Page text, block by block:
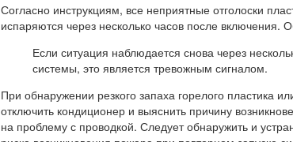
Согласно инструкциям, все неприятные отголоски
испаряются через несколько часов после включения.
Если ситуация наблюдается снова через
системы, это является тревожным сигналом.
При обнаружении резкого запаха горелого пластика
отключить кондиционер и выяснить причину
на проблему с проводкой. Следует обнаружить и